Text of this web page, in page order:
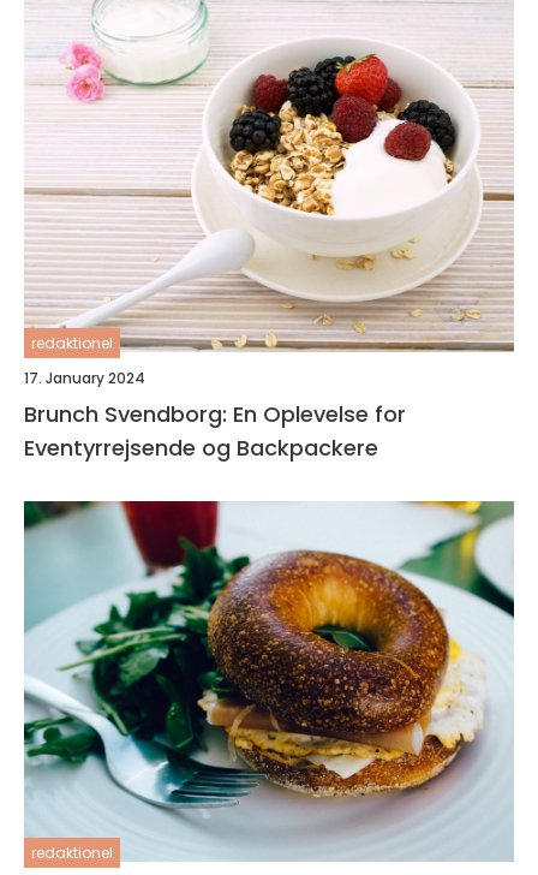
redaktionel
17. January 2024
Brunch Svendborg: En Oplevelse for
Eventyrrejsende og Backpackere
redaktionel